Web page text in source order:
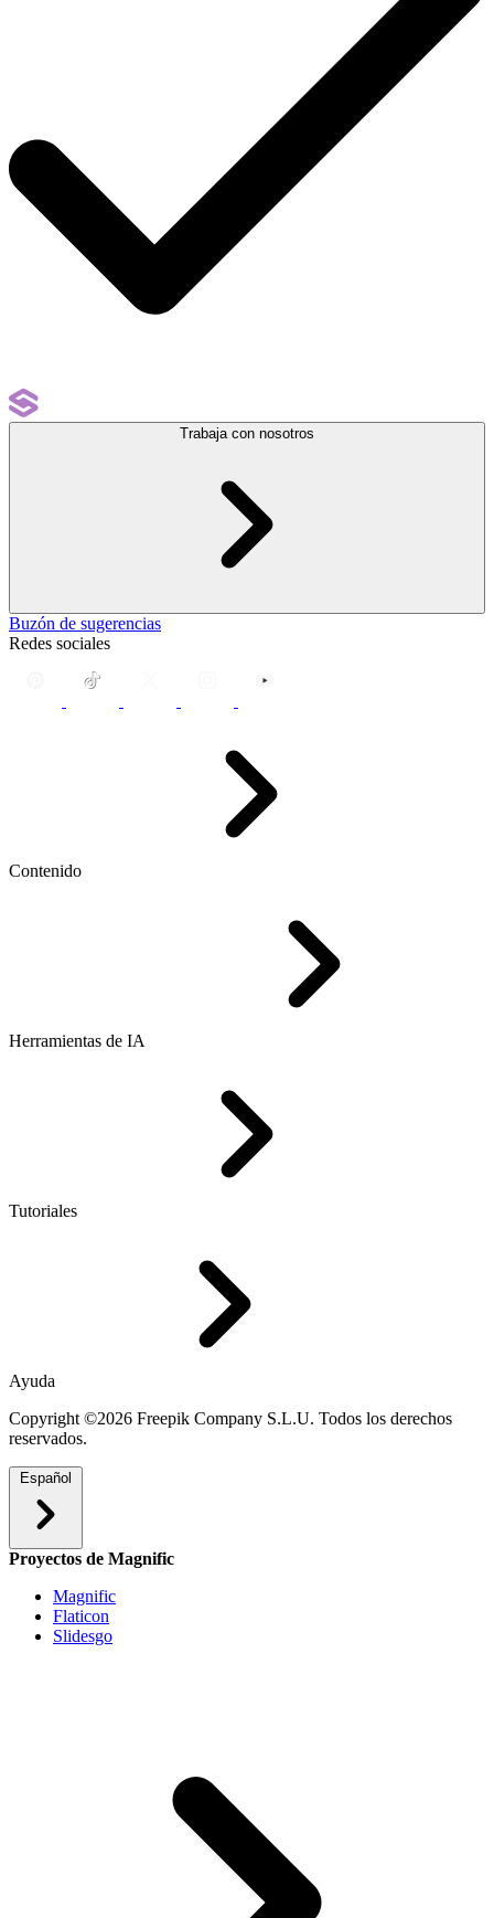
Trabaja con nosotros
Buzón de sugerencias
Redes sociales
Contenido
Herramientas de IA
Tutoriales
Ayuda
Copyright ©2026 Freepik Company S.L.U. Todos los derechos
reservados.
Español
Proyectos de Magnific
Magnific
Flaticon
Slidesgo